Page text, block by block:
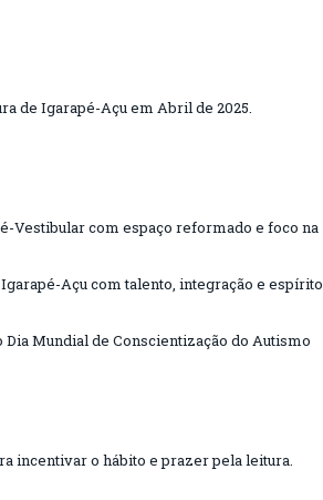
de Igarapé-Açu em Abril de 2025.
Vestibular com espaço reformado e foco na
Açu com talento, integração e espírito
Mundial de Conscientização do Autismo
incentivar o hábito e prazer pela leitura.